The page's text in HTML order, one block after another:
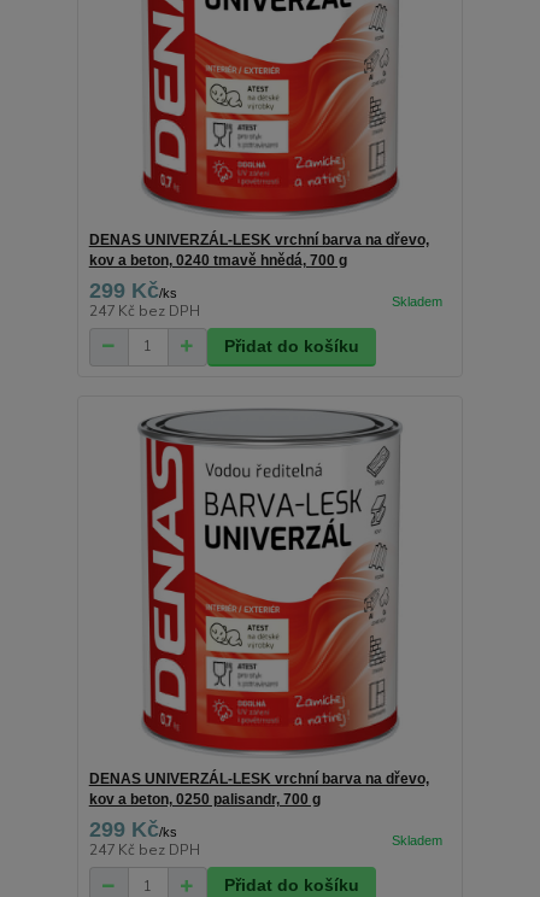
DENAS UNIVERZÁL-LESK vrchní barva na dřevo,
kov a beton, 0240 tmavě hnědá, 700 g
299 Kč/ks
247 Kč bez DPH
Přidat do košíku
DENAS UNIVERZÁL-LESK vrchní barva na dřevo,
kov a beton, 0250 palisandr, 700 g
299 Kč/ks
247 Kč bez DPH
Přidat do košíku